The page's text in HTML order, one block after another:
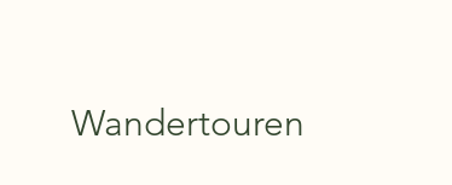
Wandertouren